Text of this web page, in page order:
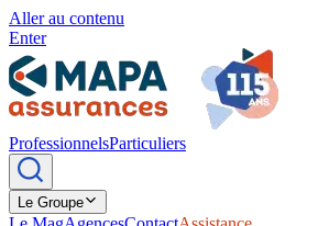
Aller au contenu
Enter
ProfessionnelsParticuliers
Le Groupe